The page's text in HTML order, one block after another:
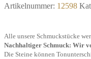
750/-
Artikelnummer: 12598
Alle unsere Schmuckstücke
Nachhaltiger Schmuck: Wir
Die Steine können